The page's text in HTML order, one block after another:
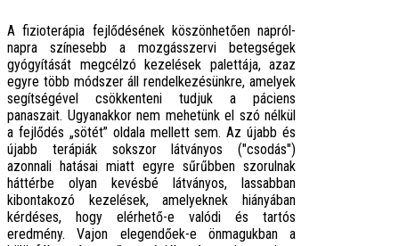
A fizioterápia fejlődésének köszönhetően napról-
napra színesebb a mozgásszervi betegségek
gyógyítását megcélzó kezelések palettája, azaz
egyre több módszer áll rendelkezésünkre, amelyek
segítségével csökkenteni tudjuk a páciens
panaszait. Ugyanakkor nem mehetünk el szó nélkül
a fejlődés „sötét” oldala mellett sem. Az újabb és
újabb terápiák sokszor látványos ("csodás")
azonnali hatásai miatt egyre sűrűbben szorulnak
háttérbe olyan kevésbé látványos, lassabban
kibontakozó kezelések, amelyeknek hiányában
kérdéses, hogy elérhető-e valódi és tartós
eredmény. Vajon elegendőek-e önmagukban a